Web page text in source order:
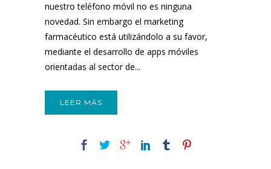
nuestro teléfono móvil no es ninguna
novedad. Sin embargo el marketing
farmacéutico está utilizándolo a su favor,
mediante el desarrollo de apps móviles
orientadas al sector de...
LEER MÁS